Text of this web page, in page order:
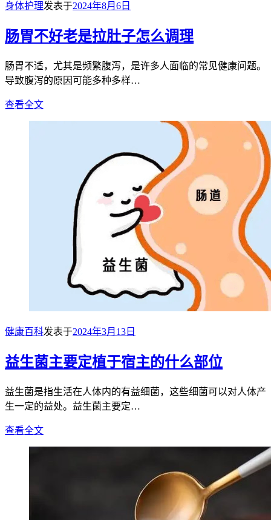
身体护理发表于2024年8月6日
肠胃不好老是拉肚子怎么调理
肠胃不适，尤其是频繁腹泻，是许多人面临的常见健康问题。
导致腹泻的原因可能多种多样…
查看全文
健康百科发表于2024年3月13日
益生菌主要定植于宿主的什么部位
益生菌是指生活在人体内的有益细菌，这些细菌可以对人体产
生一定的益处。益生菌主要定…
查看全文